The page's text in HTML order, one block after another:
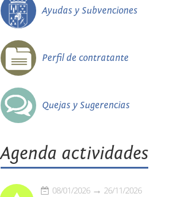
Ayudas y Subvenciones
Perfil de contratante
Quejas y Sugerencias
Agenda actividades
08/01/2026 26/11/2026